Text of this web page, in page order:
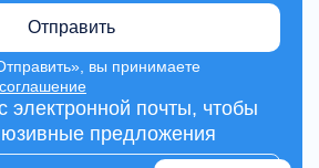
Отправить
вы принимаете
электронной почты, чтобы
предложения